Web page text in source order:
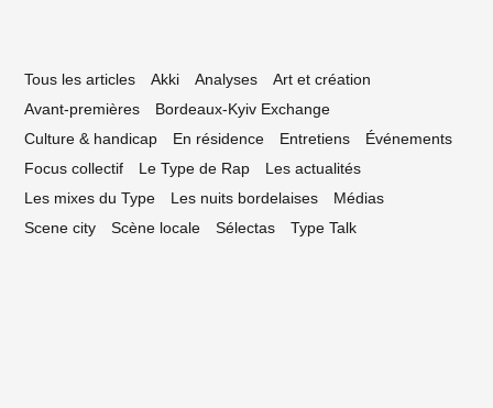
Tous les articles Akki Analyses
Art et création
Avant-premières
Bordeaux-Kyiv Exchange
Culture & handicap
En résidence Entretiens
Événements
Focus collectif
Le Type de Rap
Les actualités
Les mixes du Type
Les nuits bordelaises
Médias
Scene city
Scène locale Sélectas Type Talk